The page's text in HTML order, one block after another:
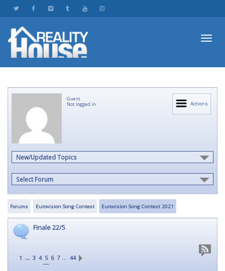
Actions
Guest
Not logged in
New/Updated Topics
Select Forum
Forums Eurovision Song Contest Eurovision Song Contest 2021
Finale 22/5
1 ... 3 4 5 6 7 … 44